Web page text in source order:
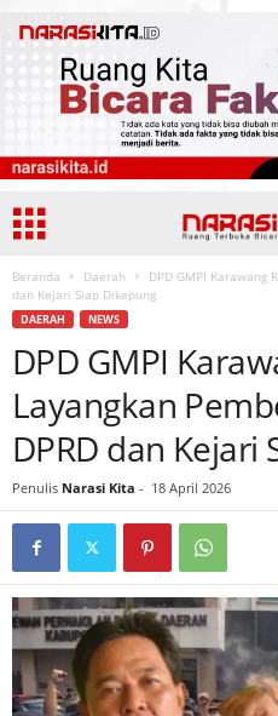
Beranda Daerah
DPD GMPI Karawang
dan Kejari Siap Dikepung
DAERAH NEWS
DPD GMPI
Layangkan
DPRD dan Kejari
Penulis Narasi Kita - 18 April 2026